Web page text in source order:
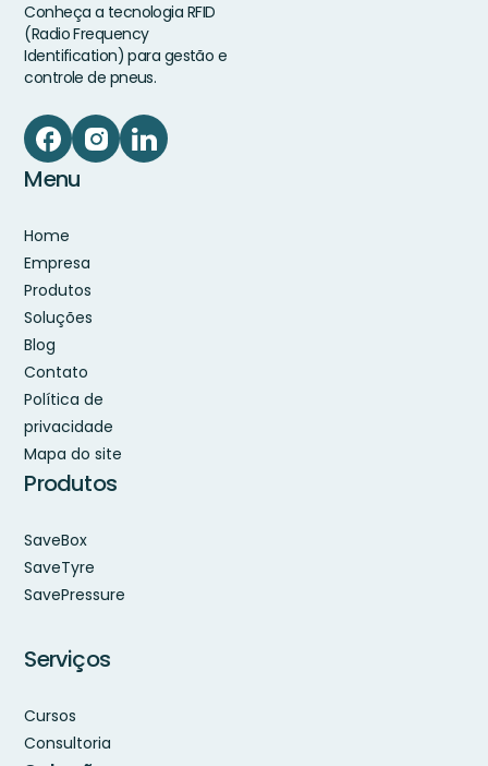
Conheça a tecnologia RFID
(Radio Frequency
Identification) para gestão e
controle de pneus.
Menu
Home
Empresa
Produtos
Soluções
Blog
Contato
Política de
privacidade
Mapa do site
Produtos
SaveBox
SaveTyre
SavePressure
Serviços
Cursos
Consultoria